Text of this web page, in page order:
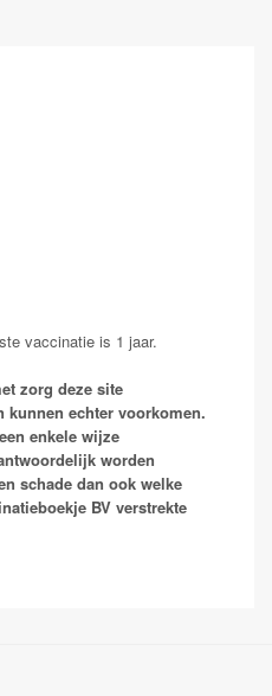
vaccinatie is 1 jaar.
zorg deze site
kunnen echter voorkomen.
enkele wijze
worden
schade dan ook welke
BV verstrekte